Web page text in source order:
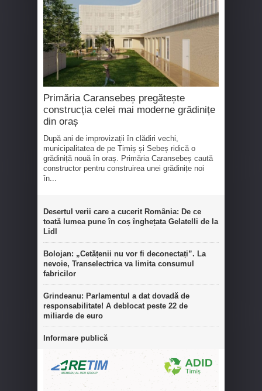
Primăria Caransebeș pregătește
construcția celei mai moderne grădinițe
din oraș
După ani de improvizații în clădiri vechi,
municipalitatea de pe Timiș și Sebeș ridică o
grădiniță nouă în oraș. Primăria Caransebeș caută
constructor pentru construirea unei grădinițe noi
în...
Desertul verii care a cucerit România: De ce
toată lumea pune în coș înghețata Gelatelli de la
Lidl
Bolojan: „Cetățenii nu vor fi deconectați”. La
nevoie, Transelectrica va limita consumul
fabricilor
Grindeanu: Parlamentul a dat dovadă de
responsabilitate! A deblocat peste 22 de
miliarde de euro
Informare publică